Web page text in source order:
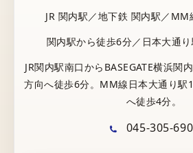
JR 関内駅／地下鉄 関内駅／MM
関内駅から徒歩6分／日本大通
JR関内駅南口からBASEGATE横浜関
方向へ徒歩6分。MM線日本大通り駅
へ徒歩4分。
045-305-